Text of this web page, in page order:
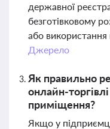
державної
безготівковому
або використання
Джерело
Як правильно
онлайн-
приміщення?
Якщо у